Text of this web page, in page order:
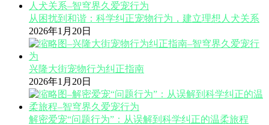
从困扰到和谐：科学纠正宠物行为，建立理想人犬关系
2026年1月20日
兴隆大街宠物行为纠正指南
2026年1月20日
解密爱宠“问题行为”：从误解到科学纠正的温柔旅程